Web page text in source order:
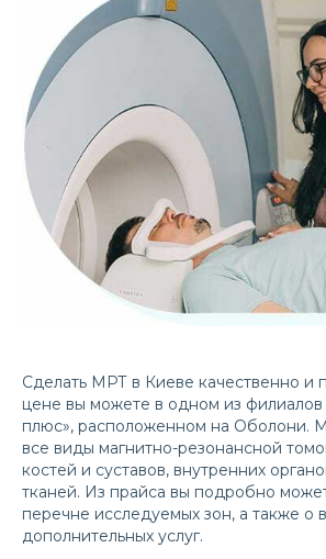
Сделать МРТ в Киеве качественно и
цене вы можете в одном из
плюс», расположенном на Оболони.
все виды магнитно-резонансной
костей и суставов, внутренних
тканей. Из прайса вы подробно
перечне исследуемых зон, а также о
дополнительных услуг.